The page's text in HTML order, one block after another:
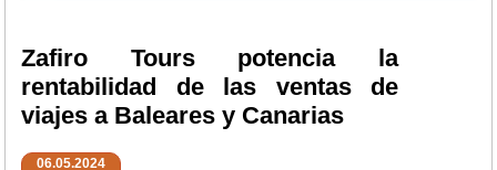
Zafiro Tours potencia la
rentabilidad de las ventas de
viajes a Baleares y Canarias
06.05.2024